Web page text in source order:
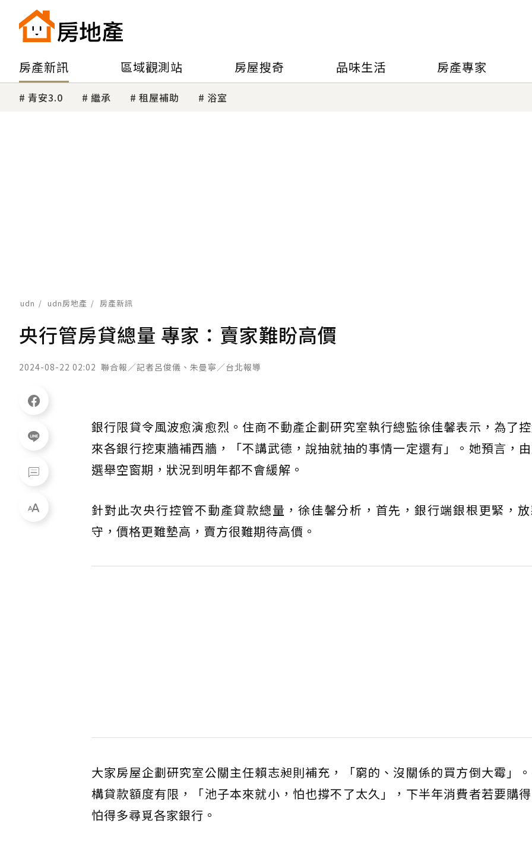
房產新訊 區域觀測站 房屋搜奇 品味生活 房產專家
青安3.0 繼承 租屋補助 浴室
udn udn房地產 房產新訊
央行管房貸總量 專家：賣家難盼高價
2024-08-22 02:02 聯合報／記者呂俊儀、朱曼寧／台北報導
銀行限貸令風波愈演愈烈。住商不動產企劃研究室執行總監徐佳馨表示，為了
來各銀行挖東牆補西牆，「不講武德，說抽就抽的事情一定還有」。她預言，
選舉空窗期，狀況到明年都不會緩解。
針對此次央行控管不動產貸款總量，徐佳馨分析，首先，銀行端銀根更緊，
守，價格更難墊高，賣方很難期待高價。
大家房屋企劃研究室公關主任賴志昶則補充，「窮的、沒關係的買方倒大霉」
構貸款額度有限，「池子本來就小，怕也撐不了太久」，下半年消費者若要購
怕得多尋覓各家銀行。